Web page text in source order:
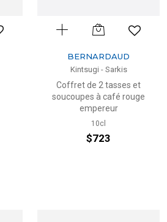
BERNARDAUD
Kintsugi - Sarkis
Coffret de 2 tasses et
soucoupes à café rouge
empereur
10cl
$723